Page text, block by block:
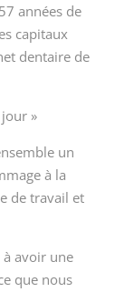
années de
capitaux
dentaire de
»
un
à la
de travail et
à avoir une
que nous